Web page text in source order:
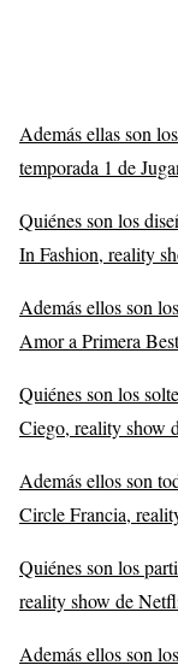
Además ellas son
temporada 1 de
Quiénes son los
In Fashion, reality
Además ellos son
Amor a Primera
Quiénes son los
Ciego, reality show
Además ellos son
Circle Francia,
Quiénes son los
reality show de
Además ellos son